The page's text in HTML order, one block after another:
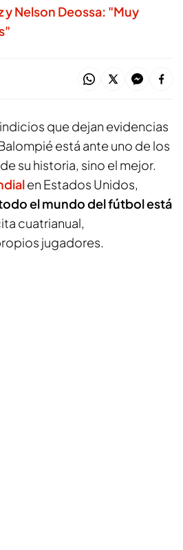
Nelson Deossa: "Muy
que dejan evidencias
está ante uno de los
su historia, sino el mejor.
en Estados Unidos,
el mundo del fútbol está
cuatrianual,
jugadores.